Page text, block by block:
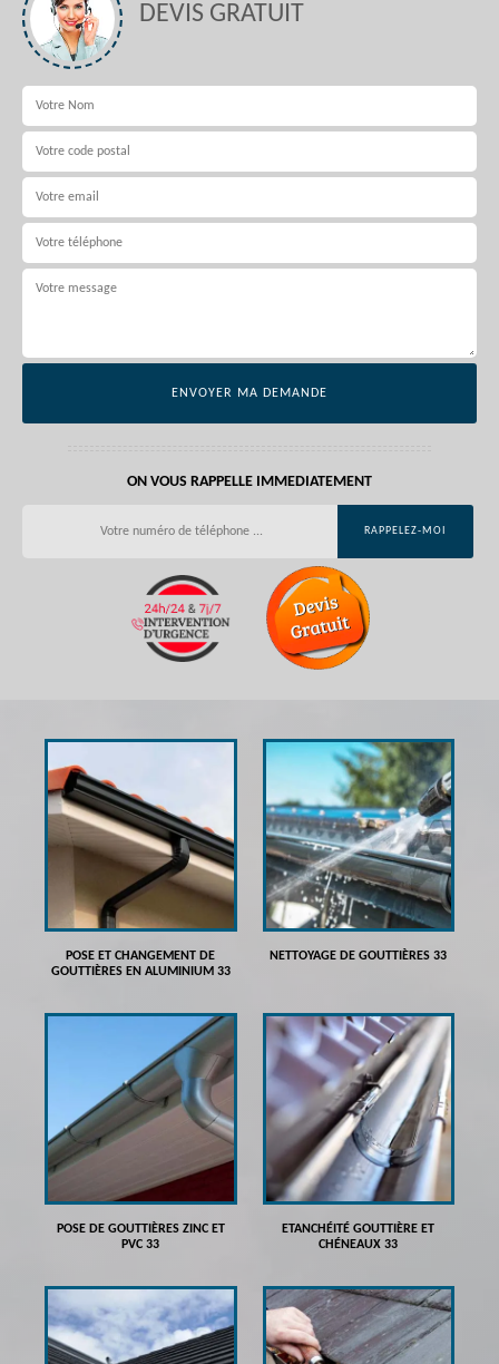
DEVIS GRATUIT
ON VOUS RAPPELLE IMMEDIATEMENT
POSE ET CHANGEMENT DE
GOUTTIÈRES EN ALUMINIUM 33
NETTOYAGE DE GOUTTIÈRES 33
POSE DE GOUTTIÈRES ZINC ET
PVC 33
ETANCHÉITÉ GOUTTIÈRE ET
CHÉNEAUX 33